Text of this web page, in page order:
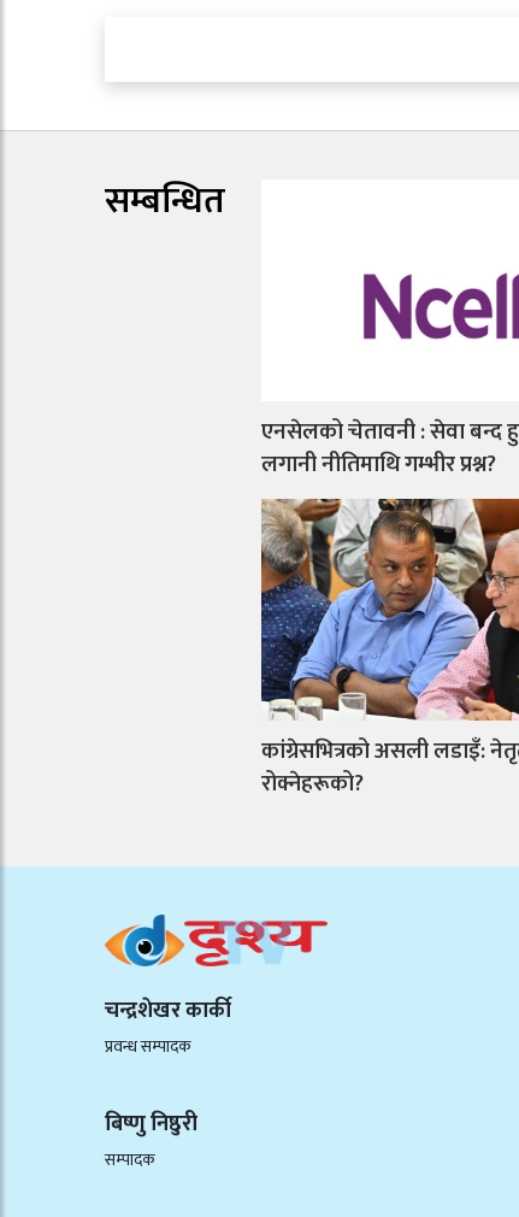
सम्बन्धित
एनसेलको चेतावनी : सेवा बन्द
लगानी नीतिमाथि गम्भीर प्रश्न?
कांग्रेसभित्रको असली लडाइँ:
रोक्नेहरूको?
चन्द्रशेखर कार्की
प्रवन्ध सम्पादक
बिष्णु निष्ठुरी
सम्पादक